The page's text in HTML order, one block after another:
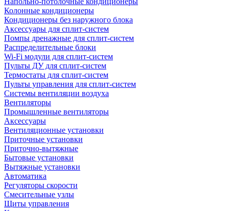
Колонные кондиционеры
Кондиционеры без наружного блока
Аксессуары для сплит-систем
Помпы дренажные для сплит-систем
Распределительные блоки
Wi-Fi модули для сплит-систем
Пульты ДУ для сплит-систем
Термостаты для сплит-систем
Пульты управления для сплит-систем
Системы вентиляции воздуха
Вентиляторы
Промышленные вентиляторы
Аксессуары
Вентиляционные установки
Приточные установки
Приточно-вытяжные
Бытовые установки
Вытяжные установки
Автоматика
Регуляторы скорости
Смесительные узлы
Щиты управления